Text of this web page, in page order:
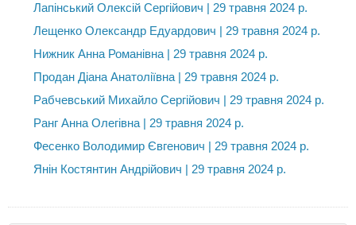
Лапінський Олексій Сергійович | 29 травня 2024 р.
Лещенко Олександр Едуардович | 29 травня 2024 р.
Нижник Анна Романівна | 29 травня 2024 р.
Продан Діана Анатоліївна | 29 травня 2024 р.
Рабчевський Михайло Сергійович | 29 травня 2024 р.
Ранг Анна Олегівна | 29 травня 2024 р.
Фесенко Володимир Євгенович | 29 травня 2024 р.
Янін Костянтин Андрійович | 29 травня 2024 р.